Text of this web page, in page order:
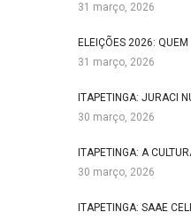
31 março, 2026
ELEIÇÕES 2026:
31 março, 2026
ITAPETINGA: JURACI
30 março, 2026
ITAPETINGA: A
30 março, 2026
ITAPETINGA: SAAE